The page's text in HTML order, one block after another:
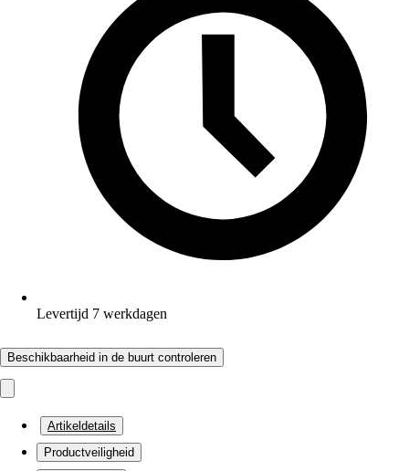
Levertijd 7 werkdagen
Beschikbaarheid in de buurt controleren
Artikeldetails
Productveiligheid